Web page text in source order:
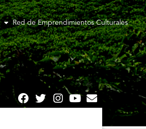
Red de Emprendimientos Culturales